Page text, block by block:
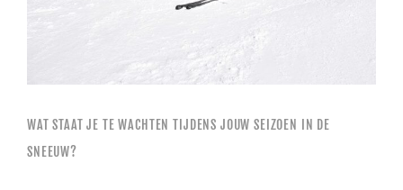
WAT STAAT JE TE WACHTEN TIJDENS JOUW SEIZOEN IN DE
SNEEUW?